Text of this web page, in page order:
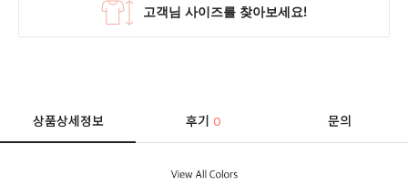
상품상세정보 후기0 문의